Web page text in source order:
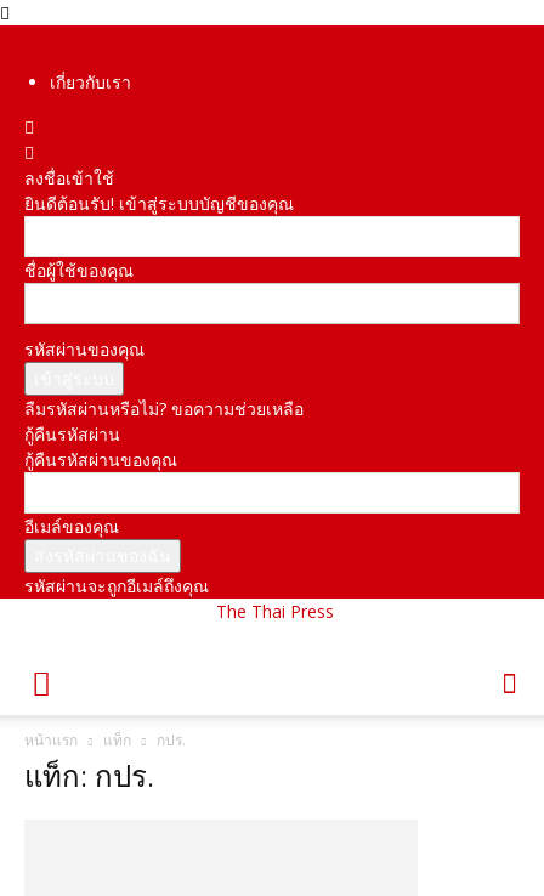
เกี่ยวกับเรา
ลงชื่อเข้าใช้
ยินดีต้อนรับ! เข้าสู่ระบบบัญชีของคุณ
ชื่อผู้ใช้ของคุณ
รหัสผ่านของคุณ
ลืมรหัสผ่านหรือไม่? ขอความช่วยเหลือ
กู้คืนรหัสผ่าน
กู้คืนรหัสผ่านของคุณ
อีเมล์ของคุณ
รหัสผ่านจะถูกอีเมล์ถึงคุณ
The Thai Press
หน้าแรก แท็ก กปร.
แท็ก: กปร.